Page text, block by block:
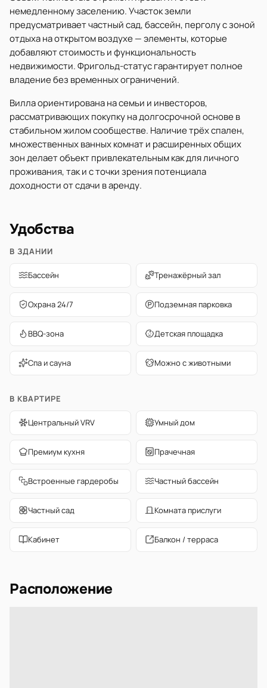
немедленному заселению. Участок земли
предусматривает частный сад, бассейн, перголу с зоной
отдыха на открытом воздухе — элементы, которые
добавляют стоимость и функциональность
недвижимости. Фригольд-статус гарантирует полное
владение без временных ограничений.
Вилла ориентирована на семьи и инвесторов,
рассматривающих покупку на долгосрочной основе в
стабильном жилом сообществе. Наличие трёх спален,
множественных ванных комнат и расширенных общих
зон делает объект привлекательным как для личного
проживания, так и с точки зрения потенциала
доходности от сдачи в аренду.
Удобства
В ЗДАНИИ
Бассейн Тренажёрный зал
Охрана 24/7 Подземная парковка
BBQ-зона Детская площадка
Спа и сауна Можно с животными
В КВАРТИРЕ
Центральный VRV Умный дом
Премиум кухня Прачечная
Встроенные гардеробы Частный бассейн
Частный сад Комната прислуги
Кабинет Балкон / терраса
Расположение